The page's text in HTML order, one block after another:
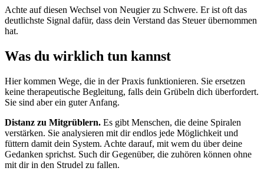
Achte auf diesen Wechsel von Neugier zu Schwere. Er ist oft das
deutlichste Signal dafür, dass dein Verstand das Steuer übernommen
hat.
Was du wirklich tun kannst
Hier kommen Wege, die in der Praxis funktionieren. Sie ersetzen
keine therapeutische Begleitung, falls dein Grübeln dich überfordert.
Sie sind aber ein guter Anfang.
Distanz zu Mitgrüblern. Es gibt Menschen, die deine Spiralen
verstärken. Sie analysieren mit dir endlos jede Möglichkeit und
füttern damit dein System. Achte darauf, mit wem du über deine
Gedanken sprichst. Such dir Gegenüber, die zuhören können ohne
mit dir in den Strudel zu fallen.